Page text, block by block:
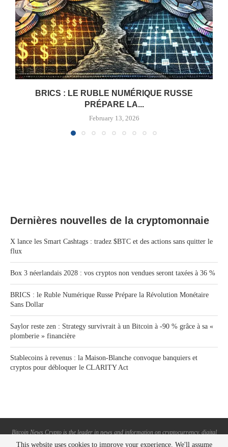
BRICS : LE RUBLE NUMÉRIQUE RUSSE
PRÉPARE LA...
February 13, 2026
Dernières nouvelles de la cryptomonnaie
X lance les Smart Cashtags : tradez $BTC et des actions sans quitter le
flux
Box 3 néerlandais 2028 : vos cryptos non vendues seront taxées à 36 %
BRICS : le Ruble Numérique Russe Prépare la Révolution Monétaire
Sans Dollar
Saylor reste zen : Strategy survivrait à un Bitcoin à -90 % grâce à sa «
plomberie » financière
Stablecoins à revenus : la Maison-Blanche convoque banquiers et
cryptos pour débloquer le CLARITY Act
Bitcoin News Crypto is the leader in news and information on cryptocurrency, digital
assets and the future of money. Bitcoin News Crypto is here to help you with learning
This website uses cookies to improve your experience. We'll assume